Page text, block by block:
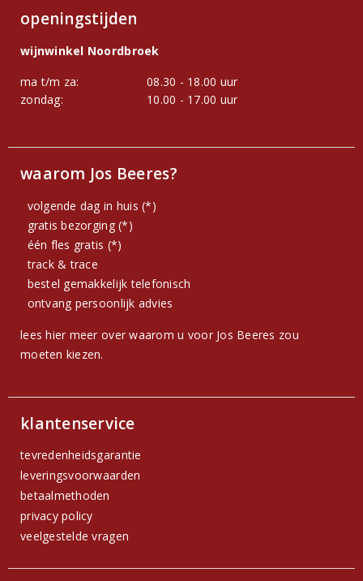
openingstijden
wijnwinkel Noordbroek
ma t/m za:
08.30 - 18.00 uur
zondag:
10.00 - 17.00 uur
waarom Jos Beeres?
volgende dag in huis (*)
gratis bezorging (*)
één fles gratis (*)
track & trace
bestel gemakkelijk telefonisch
ontvang persoonlijk advies
lees hier meer over waarom u voor Jos Beeres zou
moeten kiezen.
klantenservice
tevredenheidsgarantie
leveringsvoorwaarden
betaalmethoden
privacy policy
veelgestelde vragen